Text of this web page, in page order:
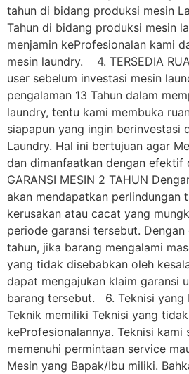
tahun di bidang produksi mesin
Tahun di bidang produksi mesin
menjamin keProfesionalan kami
mesin laundry. 4. TERSEDIA
user sebelum investasi mesin
pengalaman 13 Tahun dalam
laundry, tentu kami membuka
siapapun yang ingin berinvestasi
Laundry. Hal ini bertujuan agar
dan dimanfaatkan dengan
GARANSI MESIN 2 TAHUN
akan mendapatkan perlindungan
kerusakan atau cacat yang
periode garansi tersebut. Dengan
tahun, jika barang mengalami
yang tidak disebabkan oleh
dapat mengajukan klaim garansi
barang tersebut. 6. Teknisi yang
Teknik memiliki Teknisi yang
keProfesionalannya. Teknisi
memenuhi permintaan service
Mesin yang Bapak/Ibu miliki.